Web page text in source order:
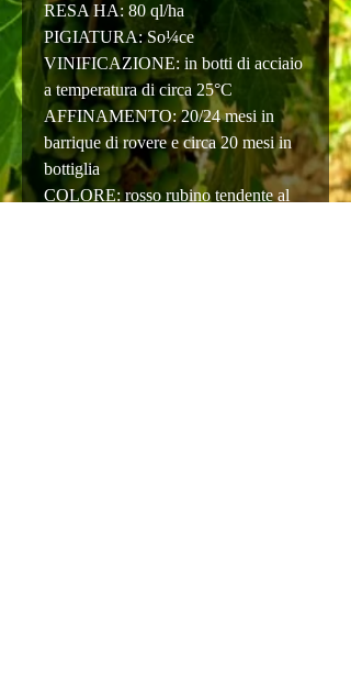
RESA HA: 80 ql/ha
PIGIATURA: So¼ce
VINIFICAZIONE: in botti di acciaio
a temperatura di circa 25°C
AFFINAMENTO: 20/24 mesi in
barrique di rovere e circa 20 mesi in
bottiglia
COLORE: rosso rubino tendente al